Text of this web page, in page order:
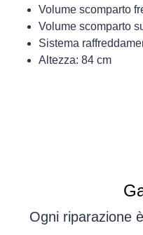
Volume scomparto
Volume scomparto
Sistema
Altezza: 84 cm
Ogni riparazione